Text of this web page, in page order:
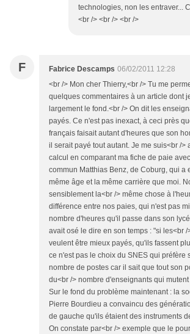
technologies, non les entraver...
<br /> <br /> <br />
F Fabrice Descamps 06/02/2011 12:28
<br /> Mon cher Thierry,<br /> Tu me
quelques commentaires à un article dont
largement le fond.<br /> On dit les
payés. Ce n'est pas inexact, à ceci près
français faisait autant d'heures que son
il serait payé tout autant. Je me suis<br />
calcul en comparant ma fiche de paie
commun Matthias Benz, de Coburg, qui a
même âge et la même carrière que moi.
sensiblement la<br /> même chose à
différence entre nos paies, qui n'est pas
nombre d'heures qu'il passe dans son
avait osé le dire en son temps : "si les<br
veulent être mieux payés, qu'ils fassent
ce n'est pas le choix du SNES qui préfère
nombre de postes car il sait que tout son
du<br /> nombre d'enseignants qui
Sur le fond du problème maintenant : la
Pierre Bourdieu a convaincu des
de gauche qu'ils étaient des instruments
On constate par<br /> exemple que le